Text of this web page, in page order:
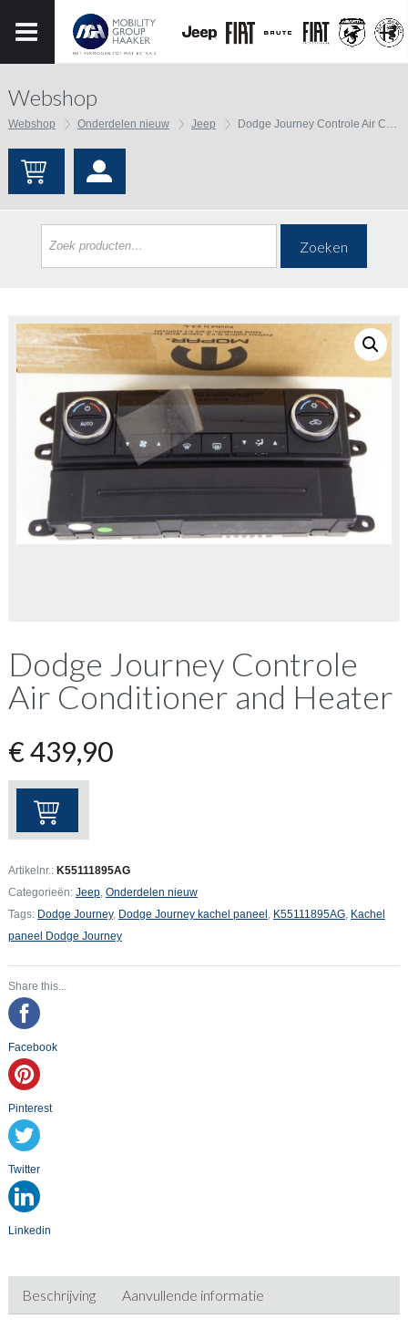
Webshop
Webshop Onderdelen nieuw Jeep Dodge Journey Controle Air Conditioner and Heater
Zoeken
Dodge Journey Controle
Air Conditioner and Heater
€439,90
Dodge
Journey
Controle
Air
Conditioner
Heater
Artikelnr.: K55111895AG
Categorieën: Jeep, Onderdelen nieuw
Tags: Dodge Journey, Dodge Journey kachel paneel , K55111895AG, Kachel
paneel Dodge Journey
Share this...
Facebook
Pinterest
Twitter
Linkedin
Beschrijving Aanvullende informatie